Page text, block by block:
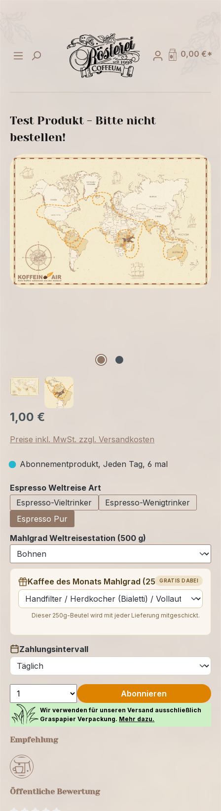
0,00 €*
Test Produkt - Bitte nicht
bestellen!
1,00 €
Preise inkl. MwSt. zzgl. Versandkosten
Abonnementprodukt, Jeden Tag, 6 mal
Espresso Weltreise Art
Espresso-Vieltrinker
Espresso-Wenigtrinker
Espresso Pur
Mahlgrad Weltreisestation (500 g)
GRATIS DABEI
Kaffee des Monats Mahlgrad (250 g)
auswählen
Dieser 250g-Beutel wird mit jeder Lieferung mitgeschickt.
Zahlungsintervall
auswählen
Abonnieren
Wir verwenden für unseren Versand ausschließlich
Graspapier Verpackung. Mehr dazu.
Empfehlung
Öffentliche Bewertung